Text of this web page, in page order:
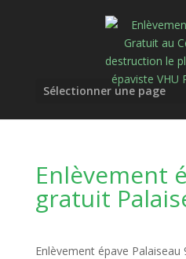
Sélectionner une page
Enlèvement
gratuit
Enlèvement épave